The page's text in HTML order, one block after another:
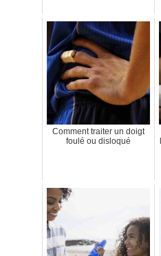
Comment traiter un doigt
foulé ou disloqué